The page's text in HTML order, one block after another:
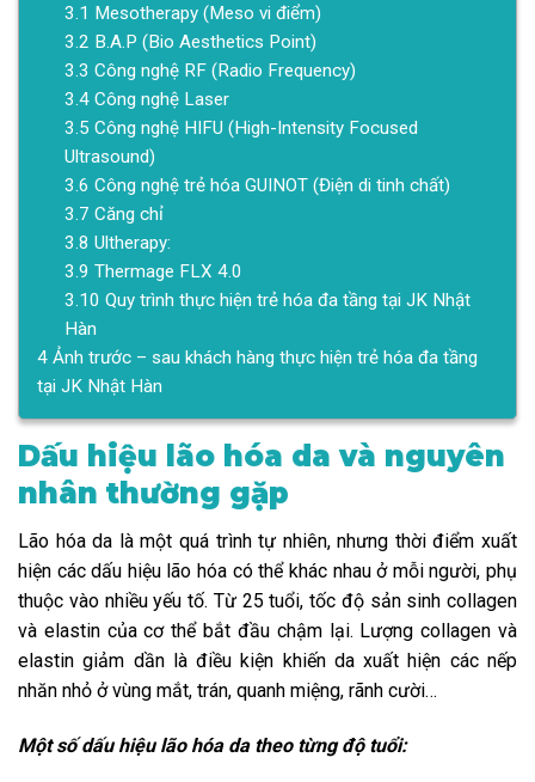
3.1 Mesotherapy (Meso vi điểm)
3.2 B.A.P (Bio Aesthetics Point)
3.3 Công nghệ RF (Radio Frequency)
3.4Công nghệ Laser
3.5 Công nghệ HIFU (High-Intensity Focused
Ultrasound)
3.6 Công nghệ trẻ hóa GUINOT (Điện di tinh chất)
3.7 Căng chỉ
3.8 Ultherapy:
3.9 Thermage FLX 4.0
3.10 Quy trình thực hiện trẻ hóa đa tầng tại JK Nhật
Hàn
4 Ảnh trước – sau khách hàng thực hiện trẻ hóa đa tầng
tại JK Nhật Hàn
Dấu hiệu lão hóa da và nguyên
nhân thường gặp
Lão hóa da là một quá trình tự nhiên, nhưng thời điểm xuất
hiện các dấu hiệu lão hóa có thể khác nhau ở mỗi người, phụ
thuộc vào nhiều yếu tố. Từ 25 tuổi, tốc độ sản sinh collagen
và elastin của cơ thể bắt đầu chậm lại. Lượng collagen và
elastin giảm dần là điều kiện khiến da xuất hiện các nếp
nhăn nhỏ ở vùng mắt, trán, quanh miệng, rãnh cười…
Một số dấu hiệu lão hóa da theo từng độ tuổi: